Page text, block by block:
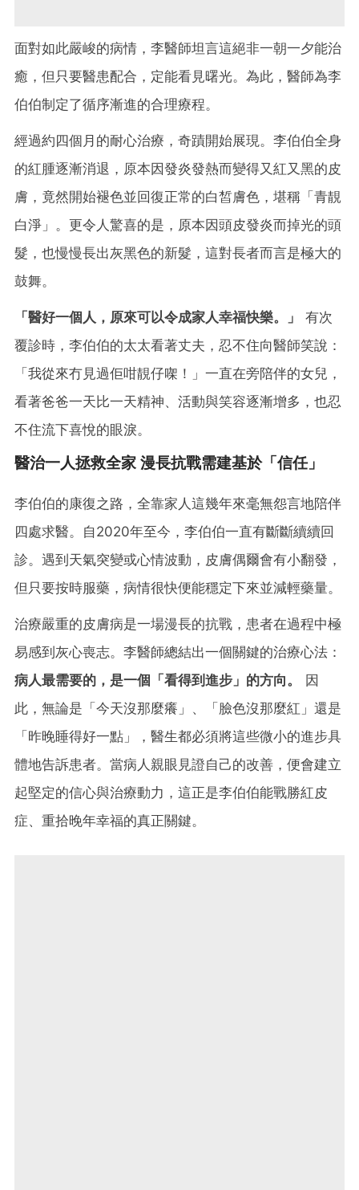
面對如此嚴峻的病情，李醫師坦言這絕非一朝一夕能治
癒，但只要醫患配合，定能看見曙光。為此，醫師為李
伯伯制定了循序漸進的合理療程。
經過約四個月的耐心治療，奇蹟開始展現。李伯伯全身
的紅腫逐漸消退，原本因發炎發熱而變得又紅又黑的皮
膚，竟然開始褪色並回復正常的白皙膚色，堪稱「青靚
白淨」。更令人驚喜的是，原本因頭皮發炎而掉光的頭
髮，也慢慢長出灰黑色的新髮，這對長者而言是極大的
鼓舞。
「醫好一個人，原來可以令成家人幸福快樂。」
有次
覆診時，李伯伯的太太看著丈夫，忍不住向醫師笑說：
「我從來冇見過佢咁靚仔㗎！」一直在旁陪伴的女兒，
看著爸爸一天比一天精神、活動與笑容逐漸增多，也忍
不住流下喜悅的眼淚。
醫治一人拯救全家 漫長抗戰需建基於「信任」
李伯伯的康復之路，全靠家人這幾年來毫無怨言地陪伴
四處求醫。自2020年至今，李伯伯一直有斷斷續續回
診。遇到天氣突變或心情波動，皮膚偶爾會有小翻發，
但只要按時服藥，病情很快便能穩定下來並減輕藥量。
治療嚴重的皮膚病是一場漫長的抗戰，患者在過程中極
易感到灰心喪志。李醫師總結出一個關鍵的治療心法：
病人最需要的，是一個「看得到進步」的方向。
因
此，無論是「今天沒那麼癢」、「臉色沒那麼紅」還是
「昨晚睡得好一點」，醫生都必須將這些微小的進步具
體地告訴患者。當病人親眼見證自己的改善，便會建立
起堅定的信心與治療動力，這正是李伯伯能戰勝紅皮
症、重拾晚年幸福的真正關鍵。